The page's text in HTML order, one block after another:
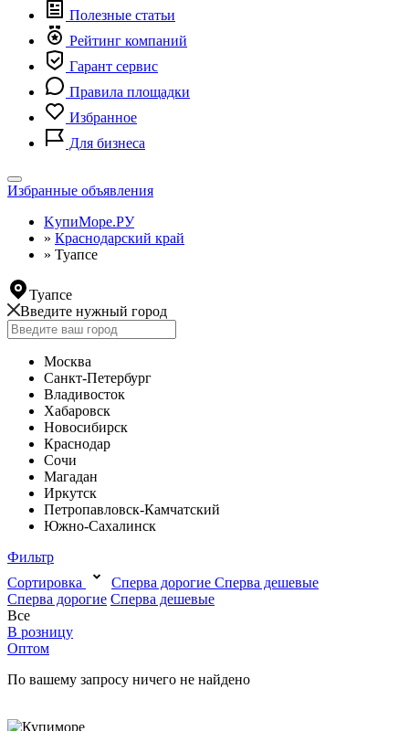
Полезные статьи
Рейтинг компаний
Гарант сервис
Правила площадки
Избранное
Для бизнеса
Toggle
navigation
Избранные объявления
KупиМоре.РУ
» Краснодарский край
» Туапсе
Туапсе
Введите нужный город
Москва
Санкт-Петербург
Владивосток
Хабаровск
Новосибирск
Краснодар
Сочи
Магадан
Иркутск
Петропавловск-Камчатский
Южно-Сахалинск
Фильтр
Сортировка
Сперва дорогие Сперва дешевые
Сперва дорогие Сперва дешевые
Все
В розницу
Оптом
По вашему запросу ничего не найдено